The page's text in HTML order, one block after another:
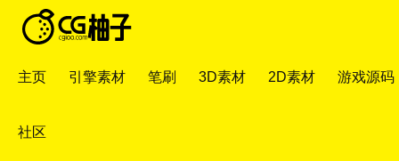
主页 引擎素材 笔刷 3D素材 2D素材 游戏源码
社区